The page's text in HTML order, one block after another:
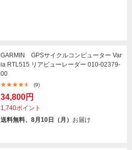
GARMIN GPSサイクルコンピューター Var
ia RTL515 リアビューレーダー 010-02379-
00
(9)
34,800円
1,740ポイント
送料無料、8月10日（月） お届け